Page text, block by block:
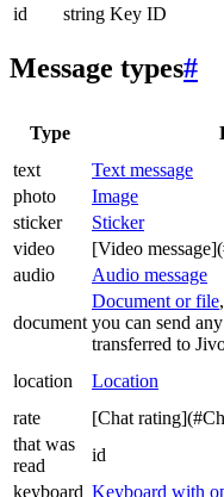
id
string Key ID
Message types#
Type
text
Text message
photo
Image
sticker
Sticker
video
[Video
audio
Audio message
document
Document or file
you can send
transferred to
location Location
rate
[Chat
that was
read
id
keyboard Keyboard with